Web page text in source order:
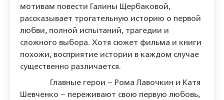
мотивам повести Галины Щербаковой,
рассказывает трогательную историю о первой
любви, полной испытаний, трагедии и
сложного выбора. Хотя сюжет фильма и книги
похожи, восприятие истории в каждом случае
существенно различается.
Главные герои – Рома Лавочкин и Катя
Шевченко – переживают свою первую любовь,